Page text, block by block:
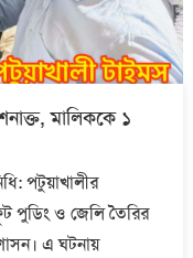
মালিককে ১
পটুয়াখালীর
পুডিং ও জেলি তৈরির
এ ঘটনায়